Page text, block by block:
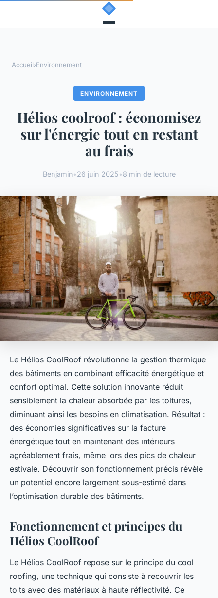
Accueil›Environnement
ENVIRONNEMENT
Hélios coolroof : économisez
sur l'énergie tout en restant
au frais
Benjamin•26 juin 2025•8 min de lecture
Le Hélios CoolRoof révolutionne la gestion thermique
des bâtiments en combinant efficacité énergétique et
confort optimal. Cette solution innovante réduit
sensiblement la chaleur absorbée par les toitures,
diminuant ainsi les besoins en climatisation. Résultat :
des économies significatives sur la facture
énergétique tout en maintenant des intérieurs
agréablement frais, même lors des pics de chaleur
estivale. Découvrir son fonctionnement précis révèle
un potentiel encore largement sous-estimé dans
l’optimisation durable des bâtiments.
Fonctionnement et principes du
Hélios CoolRoof
Le Hélios CoolRoof repose sur le principe du cool
roofing, une technique qui consiste à recouvrir les
toits avec des matériaux à haute réflectivité. Ce